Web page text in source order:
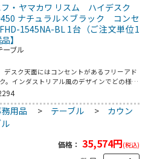
フ・ヤマカワ リスム ハイデスク
ナチュラル×ブラック コンセ
1545NA-BL 1台（ご注文単位1
】
ーブル
スク天面にはコンセントがあるフリーアド
。インダストリアル風のデザインでどの様な
となくご使用できます。コードの長さ：約
25分）●重量：24．8kg●フレーム・脚部：
塗装）／フック：スチール（クロームメッキ
ャスター：PP／コンセント：合成樹脂●定
／屋内用●均等荷重：天板40kg●要プラスド
用品 > テーブル > カウン
価格： 35,574円(税込)